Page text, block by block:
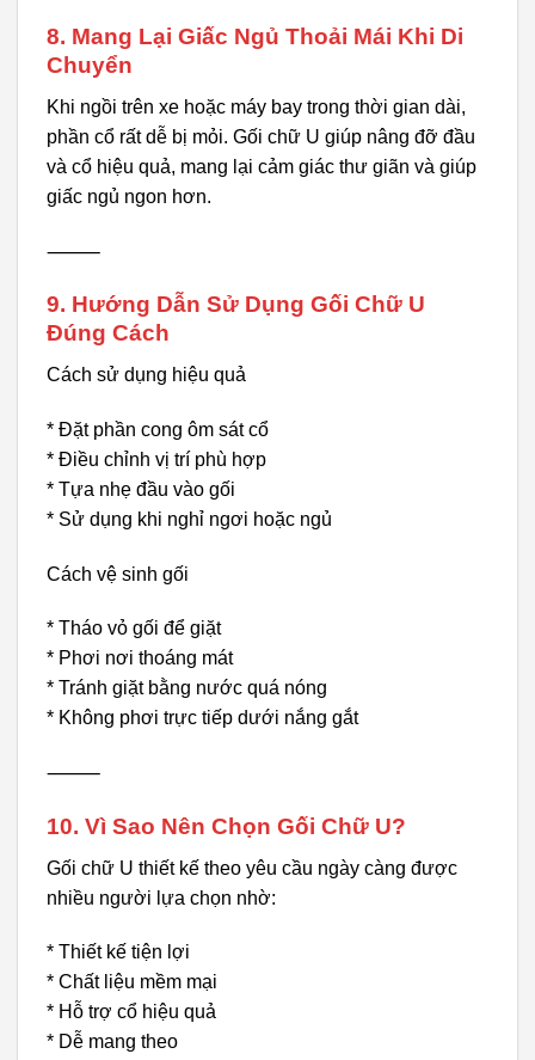
8. Mang Lại Giấc Ngủ Thoải Mái Khi Di
Chuyển
Khi ngồi trên xe hoặc máy bay trong thời gian dài,
phần cổ rất dễ bị mỏi. Gối chữ U giúp nâng đỡ đầu
và cổ hiệu quả, mang lại cảm giác thư giãn và giúp
giấc ngủ ngon hơn.
⸻
9. Hướng Dẫn Sử Dụng Gối Chữ U
Đúng Cách
Cách sử dụng hiệu quả
* Đặt phần cong ôm sát cổ
* Điều chỉnh vị trí phù hợp
* Tựa nhẹ đầu vào gối
* Sử dụng khi nghỉ ngơi hoặc ngủ
Cách vệ sinh gối
* Tháo vỏ gối để giặt
* Phơi nơi thoáng mát
* Tránh giặt bằng nước quá nóng
* Không phơi trực tiếp dưới nắng gắt
⸻
10. Vì Sao Nên Chọn Gối Chữ U?
Gối chữ U thiết kế theo yêu cầu ngày càng được
nhiều người lựa chọn nhờ:
* Thiết kế tiện lợi
* Chất liệu mềm mại
* Hỗ trợ cổ hiệu quả
* Dễ mang theo